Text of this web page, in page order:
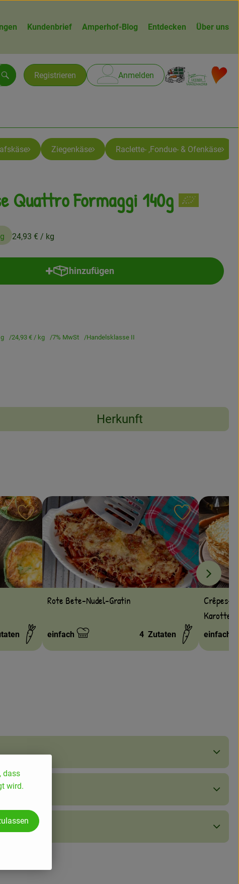
Kundenbrief Amperhof-Blog Entdecken Über uns
Registrieren Anmelden
Suchen
Ziegenkäse Raclette- ,Fondue- & Ofenkäse
Quattro Formaggi 140g
24,93 € / kg
hinzufügen
Produkt zum Warenkorb hinzufügen
24,93 € / kg 7% MwSt Handelsklasse II
Herkunft
Rezept zu Favouriten hinzufügen
Rote Bete-Nudel-Gratin
Schwierigkeit:
einfach 4 Zutaten
Rezept zu
Crêpes-
einfach
dass
wird.